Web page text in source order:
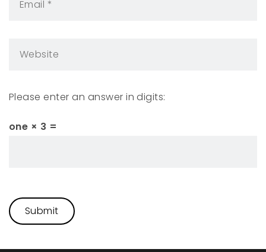
Please enter an answer in digits:
one × 3 =